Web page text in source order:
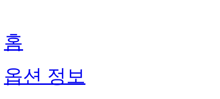
홈
옵션 정보